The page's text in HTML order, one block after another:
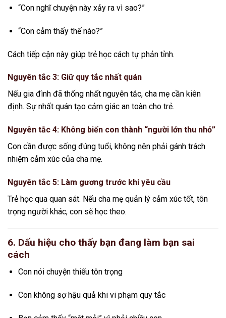
“Con nghĩ chuyện này xảy ra vì sao?”
“Con cảm thấy thế nào?”
Cách tiếp cận này giúp trẻ học cách tự phản tỉnh.
Nguyên tắc 3: Giữ quy tắc nhất quán
Nếu gia đình đã thống nhất nguyên tắc, cha mẹ cần kiên
định. Sự nhất quán tạo cảm giác an toàn cho trẻ.
Nguyên tắc 4: Không biến con thành “người lớn thu nhỏ”
Con cần được sống đúng tuổi, không nên phải gánh trách
nhiệm cảm xúc của cha mẹ.
Nguyên tắc 5: Làm gương trước khi yêu cầu
Trẻ học qua quan sát. Nếu cha mẹ quản lý cảm xúc tốt, tôn
trọng người khác, con sẽ học theo.
6. Dấu hiệu cho thấy bạn đang làm bạn sai
cách
Con nói chuyện thiếu tôn trọng
Con không sợ hậu quả khi vi phạm quy tắc